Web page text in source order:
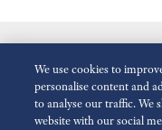
We use cookies to
personalise content and
to analyse our traffic. We
website with our social